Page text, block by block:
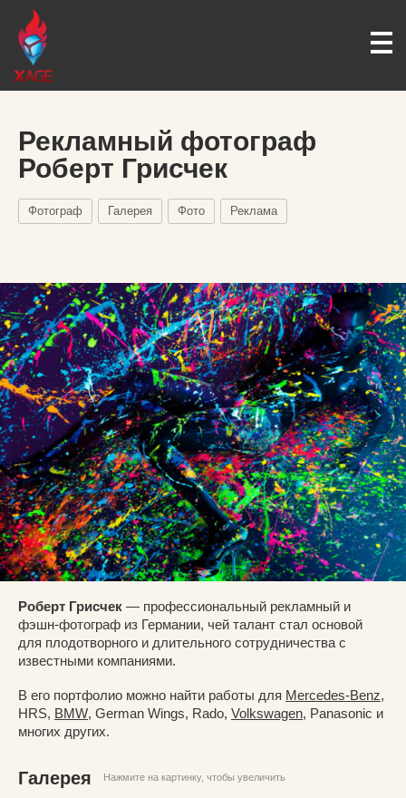
Рекламный фотограф
Роберт Грисчек
Фотограф Галерея Фото Реклама
Роберт Грисчек — профессиональный рекламный и
фэшн-фотограф из Германии, чей талант стал основой
для плодотворного и длительного сотрудничества с
известными компаниями.
В его портфолио можно найти работы для Mercedes-Benz,
HRS, BMW, German Wings, Rado, Volkswagen, Panasonic и
многих других.
Галерея Нажмите на картинку, чтобы увеличить